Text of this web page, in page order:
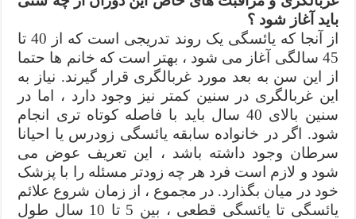
باید آغاز شود ؟
از آنجا که یائسگی یک روند تدریجی است که از 40 تا
45 سالگی آغاز می شود ، بهتر است که خانم ها حتما
از این سن به بعد مورد غربالگری قرار گیرند. نیاز به
این غربالگری در سنین کمتر نیز وجود دارد ، اما در
سنین بالای 40 سال باید با فاصله کوتاه تری انجام
شود. اگر در خانواده سابقه یائسگی زودرس یا احیانا
سرطان وجود داشته باشد ، این تعریف عوض می
شود و لازم است فرد هر چه زودتر مسئله را با پزشک
خود در میان بگذارد. در مجموع ، از زمان شروع علائم
یائسگی تا یائسگی قطعی ، بین 5 تا 10 سال طول